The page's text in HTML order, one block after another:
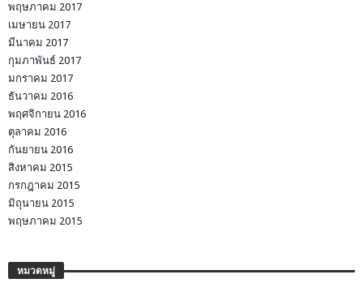
พฤษภาคม 2017
เมษายน 2017
มีนาคม 2017
กุมภาพันธ์ 2017
มกราคม 2017
ธันวาคม 2016
พฤศจิกายน 2016
ตุลาคม 2016
กันยายน 2016
สิงหาคม 2015
กรกฎาคม 2015
มิถุนายน 2015
พฤษภาคม 2015
หมวดหมู่